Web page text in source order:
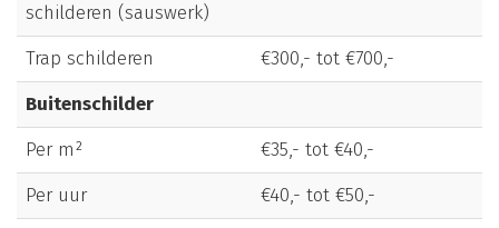
schilderen (sauswerk)
Trap schilderen
€300,- tot €700,-
Buitenschilder
Per m²
€35,- tot €40,-
Per uur
€40,- tot €50,-